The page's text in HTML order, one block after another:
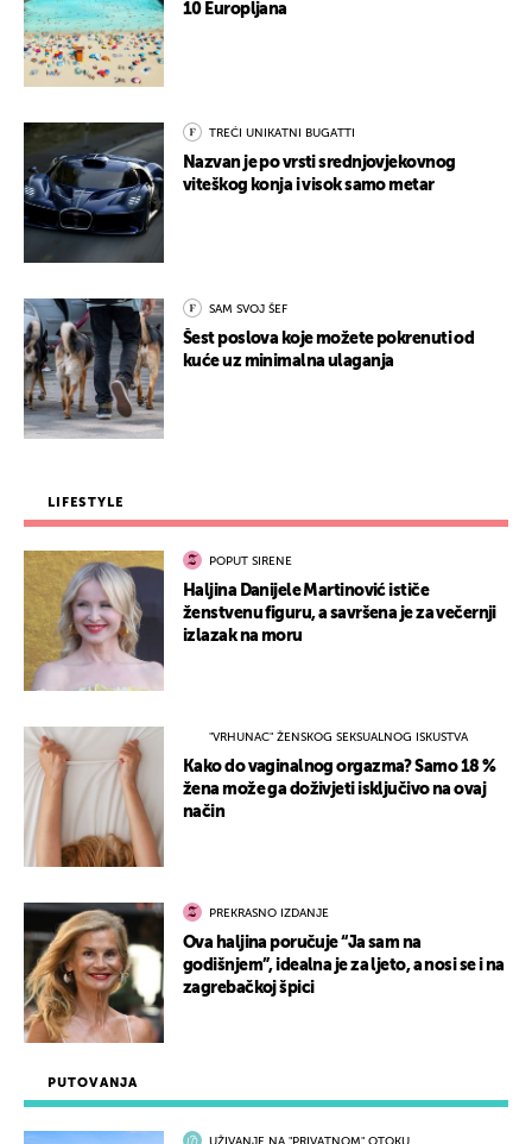
PUTOVANJA
10 Europljana
TREĆI UNIKATNI BUGATTI
Nazvan je po vrsti srednjovjekovnog
viteškog konja i visok samo metar
SAM SVOJ ŠEF
Šest poslova koje možete pokrenuti od
kuće uz minimalna ulaganja
LIFESTYLE
POPUT SIRENE
Haljina Danijele Martinović ističe
ženstvenu figuru, a savršena je za večernji
izlazak na moru
"VRHUNAC" ŽENSKOG SEKSUALNOG ISKUSTVA
Kako do vaginalnog orgazma? Samo 18 %
žena može ga doživjeti isključivo na ovaj
način
PREKRASNO IZDANJE
Ova haljina poručuje “Ja sam na
godišnjem”, idealna je za ljeto, a nosi se i na
zagrebačkoj špici